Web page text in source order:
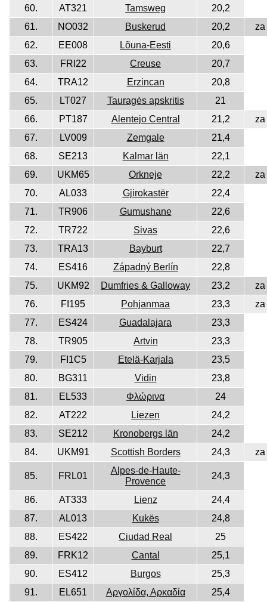
60.
AT321 Tamsweg
20,2
61.
NO032 Buskerud 20,2
za
62.
EE008 Lõuna-Eesti
20,6
63.
FRI22 Creuse
20,7
64.
TRA12 Erzincan
20,8
65.
LT027 Tauragės apskritis
21
66.
PT187 Alentejo Central 21,2
za
67.
LV009 Zemgale
21,4
68.
SE213 Kalmar län
22,1
69.
UKM65 Orkneje 22,2
za
70.
AL033 Gjirokastër
22,4
71.
TR906 Gumushane
22,6
72.
TR722 Sivas
22,6
73.
TRA13 Bayburt
22,7
74.
ES416 Západný Berlín
22,8
75.
UKM92 Dumfries & Galloway 23,2
za
76.
FI195 Pohjanmaa 23,3
za
77.
ES424 Guadalajara
23,3
78.
TR905 Artvin
23,3
79.
FI1C5 Etelä-Karjala
23,5
80.
BG311 Vidin
23,8
81.
EL533 Φλώρινα
24
82.
AT222 Liezen
24,2
83.
SE212 Kronobergs län
24,2
84.
UKM91 Scottish Borders 24,3 za
85. FRL01
Alpes-de-Haute-
Provence
24,3
86. AT333 Lienz
24,4
87.
AL013 Kukës
24,8
88.
ES422 Ciudad Real
25
89.
FRK12 Cantal
25,1
90.
ES412 Burgos
25,3
91.
EL651 Αργολίδα, Αρκαδία 25,4